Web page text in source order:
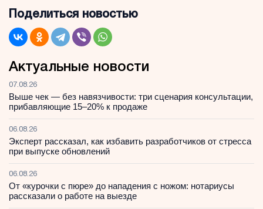
Поделиться новостью
Актуальные новости
07.08.26
Выше чек — без навязчивости: три сценария консультации,
прибавляющие 15–20% к продаже
06.08.26
Эксперт рассказал, как избавить разработчиков от стресса
при выпуске обновлений
06.08.26
От «курочки с пюре» до нападения с ножом: нотариусы
рассказали о работе на выезде